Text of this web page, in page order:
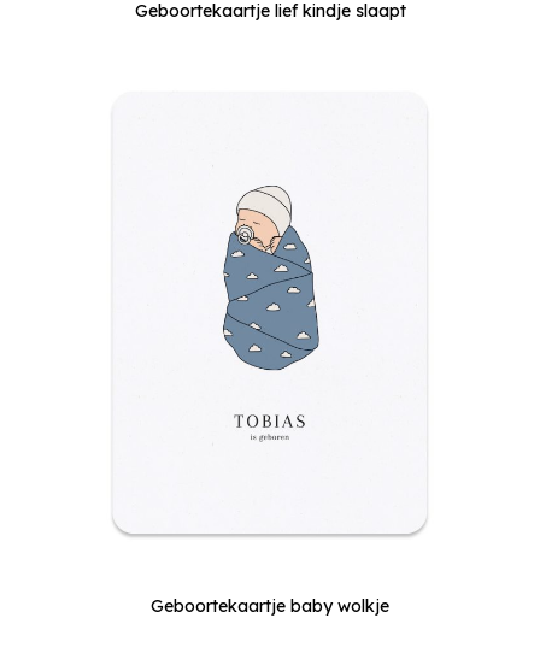
Geboortekaartje lief kindje slaapt
Geboortekaartje baby wolkje